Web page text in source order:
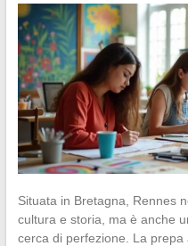
Situata in Bretagna, Rennes
cultura e storia, ma è anche
cerca di perfezione. La